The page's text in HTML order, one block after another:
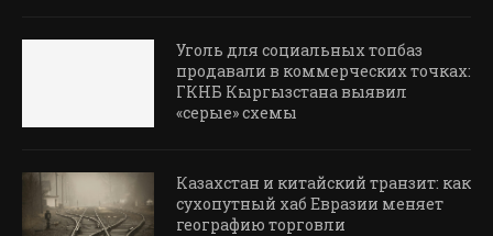
Уголь для социальных топбаз
продавали в коммерческих точках:
ГКНБ Кыргызстана выявил
«серые» схемы
Казахстан и китайский транзит: как
сухопутный хаб Евразии меняет
географию торговли